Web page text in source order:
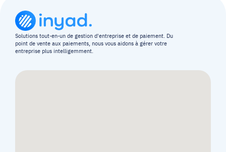
Solutions tout-en-un de gestion d'entreprise et de paiement. Du
point de vente aux paiements, nous vous aidons à gérer votre
entreprise plus intelligemment.